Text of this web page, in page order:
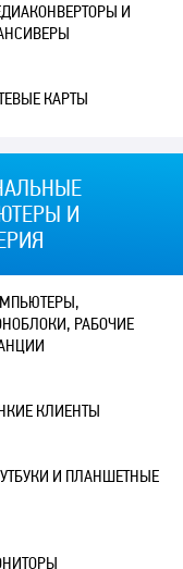
И
КАРТЫ
И
РАБОЧИЕ
КЛИЕНТЫ
И ПЛАНШЕТНЫЕ